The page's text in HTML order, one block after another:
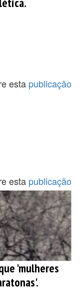
esta publicação
esta publicação
'mulheres